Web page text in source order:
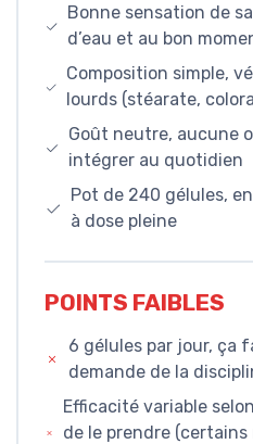
Bonne sensation de
d’eau et au bon
Composition simple,
lourds (stéarate,
Goût neutre, aucune
intégrer au quotidien
Pot de 240 gélules,
à dose pleine
POINTS FAIBLES
6 gélules par jour, ça
demande de la
Efficacité variable
de le prendre